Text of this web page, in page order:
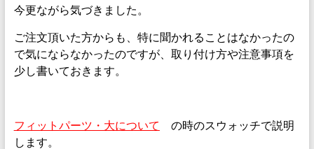
今更ながら気づきました。
ご注文頂いた方からも、特に聞かれることはなかったの
で気にならなかったのですが、取り付け方や注意事項を
少し書いておきます。
フィットパーツ・大について
の時のスウォッチで説明
します。